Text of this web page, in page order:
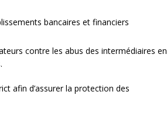
bancaires et financiers
contre les abus des intermédiaires en
afin d’assurer la protection des